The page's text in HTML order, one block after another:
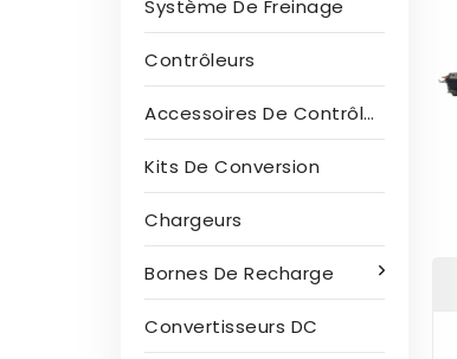
Système De Freinage
Contrôleurs
Accessoires De Contrôleur
Kits De Conversion
Chargeurs
Bornes De Recharge
Convertisseurs DC